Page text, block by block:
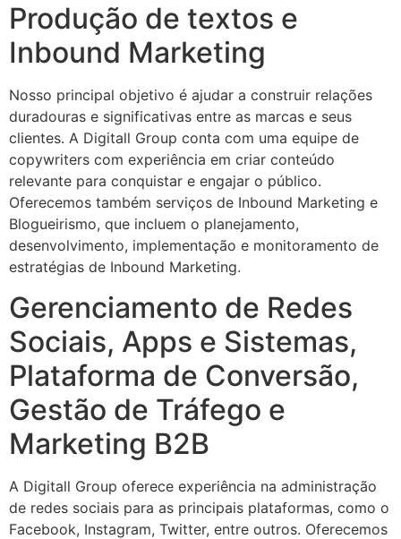
Produção de textos e
Inbound Marketing
Nosso principal objetivo é ajudar a construir relações
duradouras e significativas entre as marcas e seus
clientes. A Digitall Group conta com uma equipe de
copywriters com experiência em criar conteúdo
relevante para conquistar e engajar o público.
Oferecemos também serviços de Inbound Marketing e
Blogueirismo, que incluem o planejamento,
desenvolvimento, implementação e monitoramento de
estratégias de Inbound Marketing.
Gerenciamento de Redes
Sociais, Apps e Sistemas,
Plataforma de Conversão,
Gestão de Tráfego e
Marketing B2B
A Digitall Group oferece experiência na administração
de redes sociais para as principais plataformas, como o
Facebook, Instagram, Twitter, entre outros. Oferecemos